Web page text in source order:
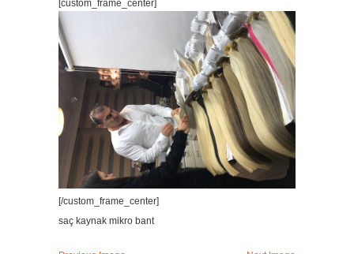
[custom_frame_center]
[/custom_frame_center]
saç kaynak mikro bant